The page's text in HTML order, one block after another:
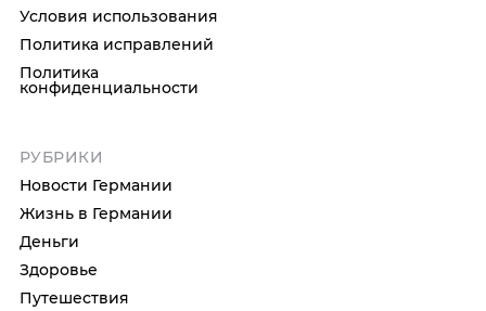
Условия использования
Политика исправлений
Политика
конфиденциальности
РУБРИКИ
Новости Германии
Жизнь в Германии
Деньги
Здоровье
Путешествия